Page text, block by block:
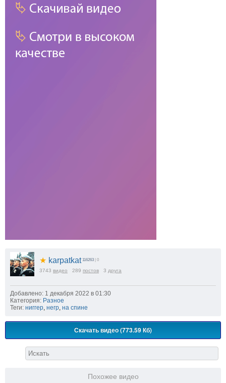
★ karpatkat 116263 | 0
3743 видео 289 постов 3 друга
Добавлено: 1 декабря 2022 в 01:30
Категория: Разное
Теги: ниггер негр на спине
Скачать видео (773.59 Кб)
Похожее видео